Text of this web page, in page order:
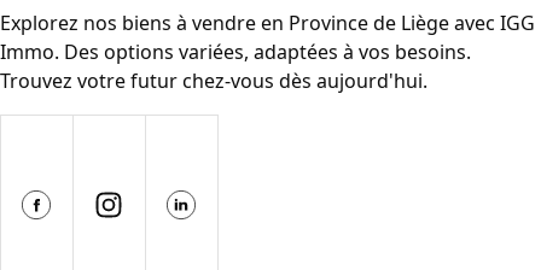
Explorez nos biens à vendre en Province de Liège avec IGG
Immo. Des options variées, adaptées à vos besoins.
Trouvez votre futur chez-vous dès aujourd'hui.